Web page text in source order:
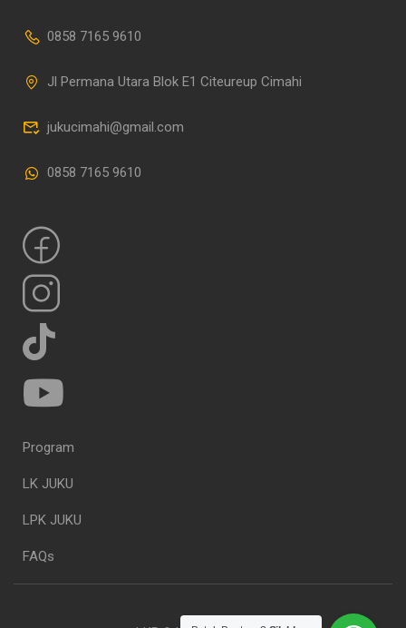
0858 7165 9610
Jl Permana Utara Blok E1 Citeureup Cimahi
jukucimahi@gmail.com
0858 7165 9610
Program
LK JUKU
LPK JUKU
FAQs